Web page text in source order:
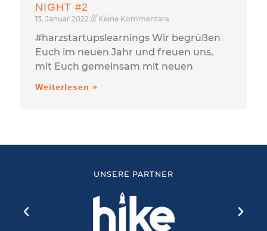
NIGHT #2
13. Januar 2022 Keine Kommentare
#harzstartupslearnings Wir begrüßen
Euch im neuen Jahr und freuen uns,
mit Euch gemeinsam mit neuen
Weiterlesen »
UNSERE PARTNER